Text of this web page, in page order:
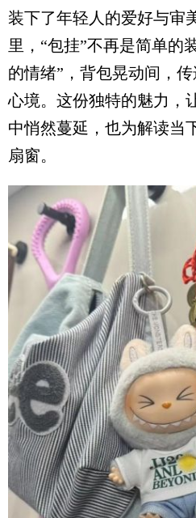
装下了年轻人的爱好与审
里，“包挂”不再是简单的
的情绪”，背包晃动间，
心境。这份独特的魅力，
中悄然蔓延，也为解读当
扇窗。